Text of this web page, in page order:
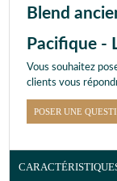
Blend
Pacifique -
Vous souhaitez
clients vous
POSER UNE